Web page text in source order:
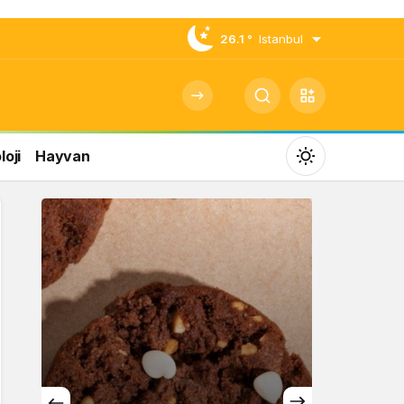
26.1 ° Istanbul
Hayvan
Mod
değiştir
Gündüz Modu
Gündüz modunu seçin.
Gece Modu
Gece modunu seçin.